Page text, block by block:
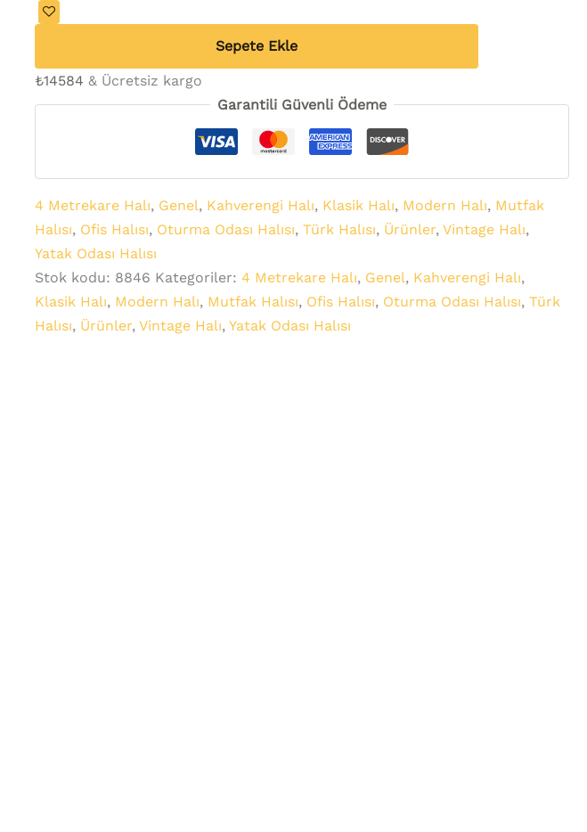
Sepete Ekle
₺14584 & Ücretsiz kargo
Garantili Güvenli Ödeme
4 Metrekare Halı, Genel, Kahverengi Halı, Klasik Halı, Modern Halı, Mutfak
Halısı, Ofis Halısı, Oturma Odası Halısı,Türk Halısı, Ürünler,Vintage Halı,
Yatak Odası Halısı
Stok kodu: 8846 Kategoriler:4 Metrekare Halı, Genel, Kahverengi Halı,
Klasik Halı, Modern Halı, Mutfak Halısı, Ofis Halısı, Oturma Odası Halısı,Türk
Halısı, Ürünler,Vintage Halı,Yatak Odası Halısı